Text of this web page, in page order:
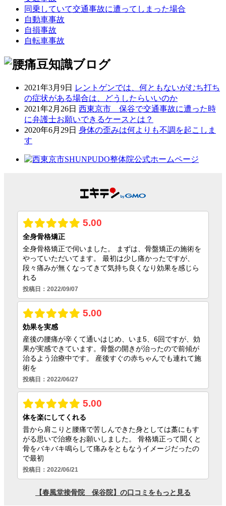
同乗していて交通事故に遭ってしまった場合
自動車事故
自損事故
自転車事故
2021年3月9日 レントゲンでは、何ともないがむち打ち
の症状がある場合は、どうしたらいいのか
2021年2月26日 西東京市 保谷で交通事故に遭った時
に弁護士お願いできるケースとは？
2020年6月29日 身体の歪みは何よりも不調を起こしま
す